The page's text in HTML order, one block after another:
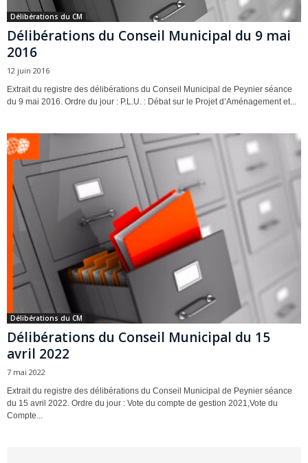
Délibérations du CM
Délibérations du Conseil Municipal du 9 mai
2016
12 juin 2016
Extrait du registre des délibérations du Conseil Municipal de Peynier séance
du 9 mai 2016. Ordre du jour : P.L.U. : Débat sur le Projet d’Aménagement et...
Délibérations du CM
Délibérations du Conseil Municipal du 15
avril 2022
7 mai 2022
Extrait du registre des délibérations du Conseil Municipal de Peynier séance
du 15 avril 2022. Ordre du jour : Vote du compte de gestion 2021,Vote du
Compte...